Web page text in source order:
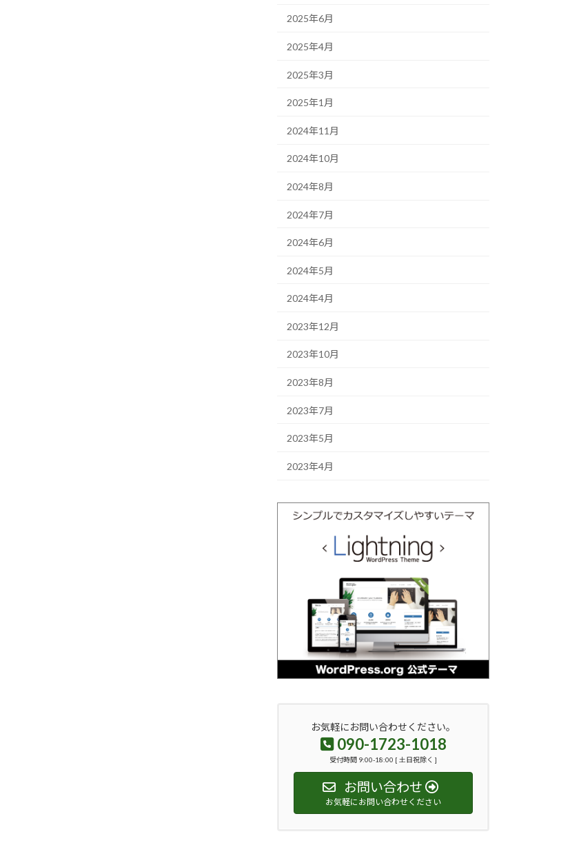
2025年6月
2025年4月
2025年3月
2025年1月
2024年11月
2024年10月
2024年8月
2024年7月
2024年6月
2024年5月
2024年4月
2023年12月
2023年10月
2023年8月
2023年7月
2023年5月
2023年4月
お気軽にお問い合わせください。
090-1723-1018
受付時間 9:00-18:00 [ 土日祝除く ]
お問い合わせ
お気軽にお問い合わせください